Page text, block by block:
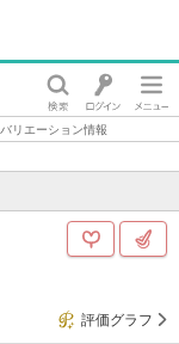
バリエーション情報
評価グラフ